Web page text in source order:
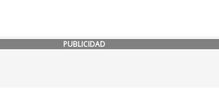
PUBLICIDAD